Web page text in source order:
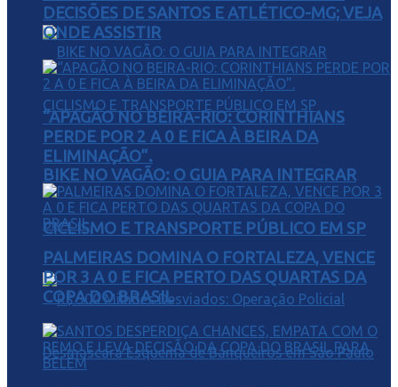
BIKE NO VAGÃO: O GUIA PARA INTEGRAR
CICLISMO E TRANSPORTE PÚBLICO EM SP
DECISÕES DE SANTOS E ATLÉTICO-MG; VEJA
ONDE ASSISTIR
“APAGÃO NO BEIRA-RIO: CORINTHIANS
PERDE POR 2 A 0 E FICA À BEIRA DA
ELIMINAÇÃO”.
PALMEIRAS DOMINA O FORTALEZA, VENCE
POR 3 A 0 E FICA PERTO DAS QUARTAS DA
COPA DO BRASIL